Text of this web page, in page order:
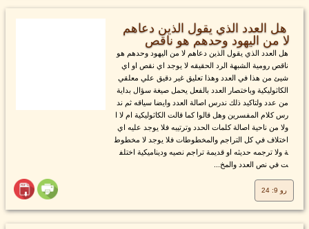
هل العدد الذي يقول الذين دعاهم
لا من اليهود وحدهم هو ناقص
هل العدد الذي يقول الذين دعاهم لا من اليهود وحدهم هو
ناقص رومية الشبهة الرد الحقيقه لا يوجد اي نقص او اي
شيئ من هذا في العدد وهذا تعليق غير دقيق علي معلقي
الكاثوليكية وباختصار العدد بالفعل يحمل صيغة سؤال بداية
من عدد ولتاكيد ذلك ندرس اصالة العدد وايضا سياقه ثم ند
رس كلام المفسرين وهل قالوا كما قالت الكاثوليكية ام لا ا
ولا من ناحية اصالة كلمات الحدد وترتيبه فلا يوجد عليه اي
اختلاف في كل التراجم والمخطوطات فلا يوجد لا مخطوط
ة ولا ترجمه حديثه او قديمة تراجم نصيه وديناميكية اختلف
ت في نص العدد والمخ...
رو 9: 24